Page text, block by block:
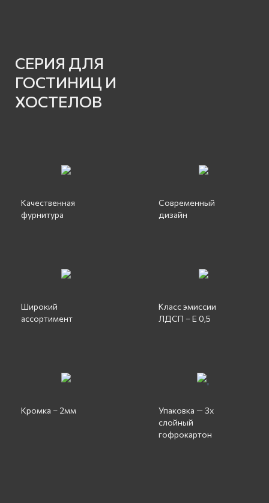
СЕРИЯ ДЛЯ
ГОСТИНИЦ И
ХОСТЕЛОВ
Качественная
фурнитура
Современный
дизайн
Широкий
ассортимент
Класс эмиссии
ЛДСП – Е 0,5
Кромка – 2мм
"
Упаковка — 3х
слойный
гофрокартон